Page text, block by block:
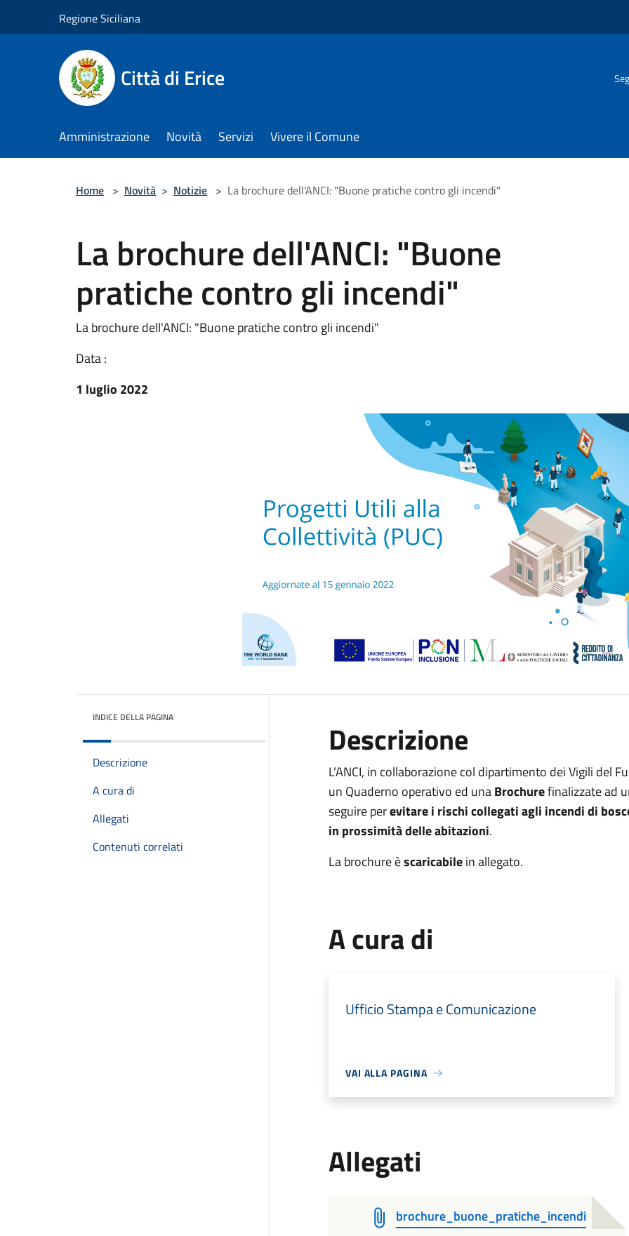
Regione Siciliana
Città di Erice
Amministrazione Novità Servizi Vivere il Comune
Home > Novità > Notizie > La brochure dell'ANCI: "Buone pratiche contro gli incendi"
La brochure dell'ANCI: "Buone
pratiche contro gli incendi"
La brochure dell'ANCI: "Buone pratiche contro gli incendi"
Data :
1 luglio 2022
INDICE DELLA PAGINA
Descrizione
A cura di
Allegati
Contenuti correlati
Descrizione
L’ANCI, in collaborazione col dipartimento dei Vigili del
un Quaderno operativo ed unaBrochurefinalizzate ad
seguire perevitare i rischi collegati agli incendi di
in prossimità delle abitazioni.
La brochure èscaricabilein allegato.
A cura di
Ufficio Stampa e Comunicazione
VAI ALLA PAGINA
Allegati
brochure_buone_pratiche_incendi